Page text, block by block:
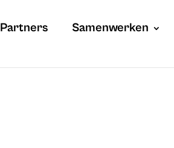
Partners Samenwerken